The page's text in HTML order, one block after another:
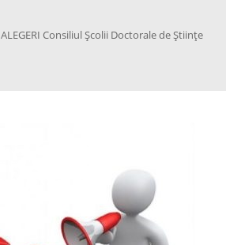
ALEGERI Consiliul Școlii Doctorale de Științe